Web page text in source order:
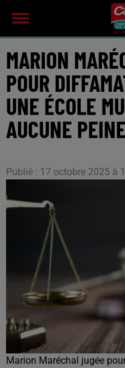
MARION
POUR
UNE ÉCOLE
AUCUNE
Publié : 17 octobre 2025 à
Marion Maréchal jugée